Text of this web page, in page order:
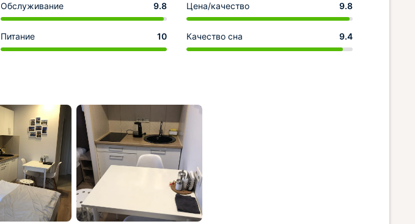
Обслуживание 9.8 Цена/качество 9.8
Питание 10 Качество сна 9.4